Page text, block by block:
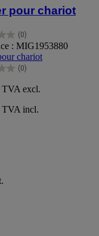
pour chariot
(0)
: MIG1953880
chariot
(0)
TVA excl.
TVA incl.